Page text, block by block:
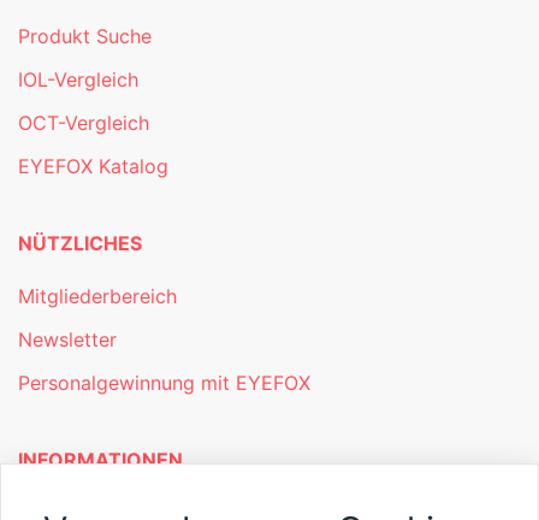
Produkt Suche
IOL-Vergleich
OCT-Vergleich
EYEFOX Katalog
NÜTZLICHES
Mitgliederbereich
Newsletter
Personalgewinnung mit EYEFOX
INFORMATIONEN
Was ist EYEFOX – Ihre Möglichkeiten